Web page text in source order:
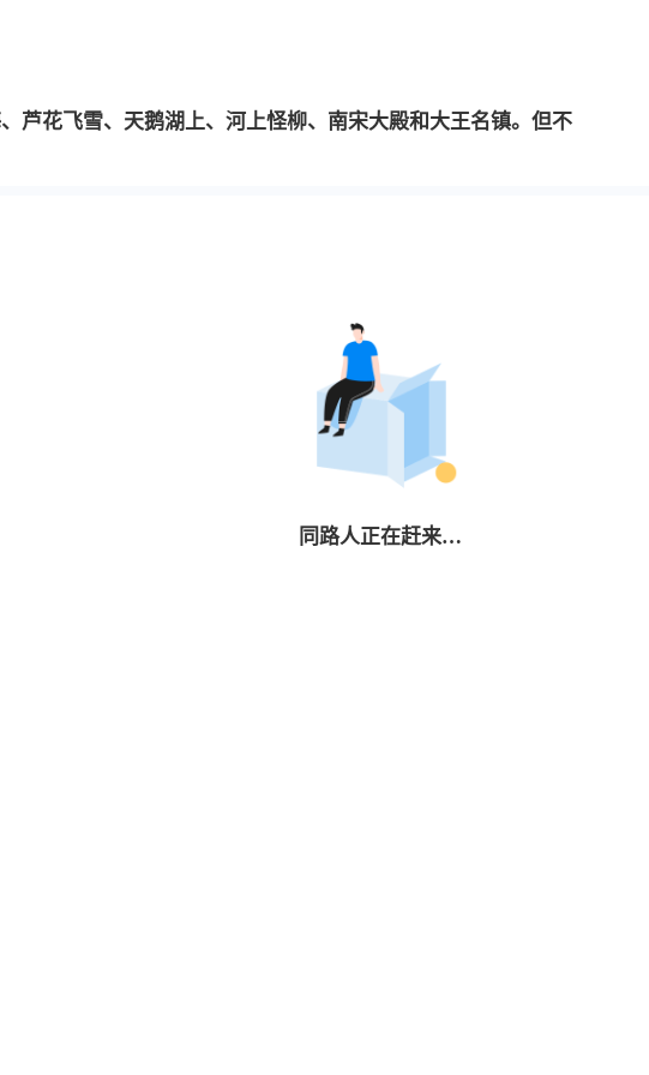
芦花飞雪、天鹅湖上、河上怪柳、南宋大殿和大王名镇。但不
同路人正在赶来…